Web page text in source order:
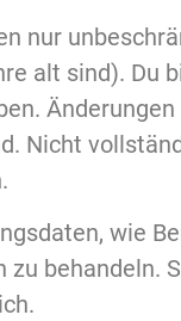
nur
alt sind).
Nicht
wie
behandeln.